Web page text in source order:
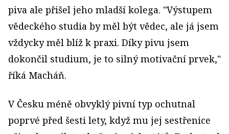
piva ale přišel jeho mladší kolega. "Výstupem
vědeckého studia by měl být vědec, ale já jsem
vždycky měl blíž k praxi. Díky pivu jsem
dokončil studium, je to silný motivační prvek,"
říká Macháň.
V Česku méně obvyklý pivní typ ochutnal
poprvé před šesti lety, když mu jej sestřenice